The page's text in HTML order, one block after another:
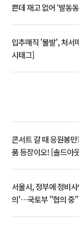
쁜데 재고 없어 ‘발동
입추매직 '불발', 처서
시태그]
콘서트 갈 때 응원봉
품 등장이오! [솔드아
서울시, 정부에 정비
의'⋯국토부 "협의 중"